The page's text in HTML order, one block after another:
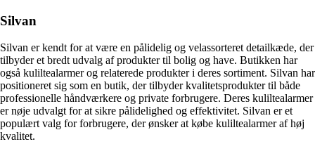
Silvan
Silvan er kendt for at være en pålidelig og velassorteret detailkæde, der
tilbyder et bredt udvalg af produkter til bolig og have. Butikken har
også kuliltealarmer og relaterede produkter i deres sortiment. Silvan har
positioneret sig som en butik, der tilbyder kvalitetsprodukter til både
professionelle håndværkere og private forbrugere. Deres kuliltealarmer
er nøje udvalgt for at sikre pålidelighed og effektivitet. Silvan er et
populært valg for forbrugere, der ønsker at købe kuliltealarmer af høj
kvalitet.